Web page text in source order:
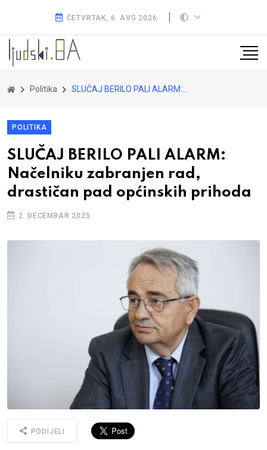
ČETVRTAK, 6. AVG 2026.
Politika SLUČAJ BERILO PALI ALARM: Načelniku zabranjen rad, drastičan pad općinskih prihoda
POLITIKA
SLUČAJ BERILO PALI ALARM:
Načelniku zabranjen rad,
drastičan pad općinskih prihoda
2. DECEMBAR 2025.
PODIJELI